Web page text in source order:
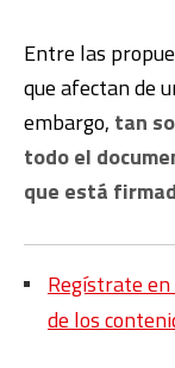
Entre las
que afectan de
embargo, tan
todo el
que está
Regístrate
de los